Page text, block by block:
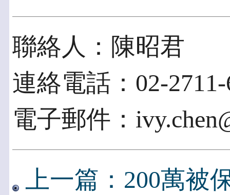
聯絡人：陳昭君
連絡電話：02-2711-
電子郵件：
上一篇：200萬被